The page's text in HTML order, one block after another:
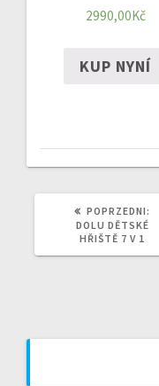
2990,00Kč
KUP NYNÍ
POPRZEDNI:
DOLU DĚTSKÉ
HŘIŠTĚ 7 V 1